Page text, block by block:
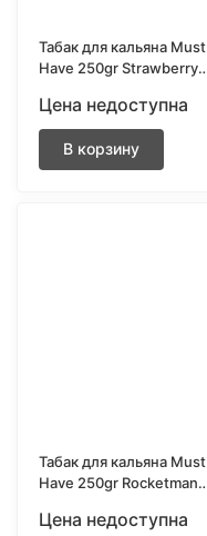
Табак для кальяна Must
Have 250gr Strawberry
Цена недоступна
В корзину
Табак для кальяна Must
Have 250gr Rocketman
грейпфрут)
Цена недоступна